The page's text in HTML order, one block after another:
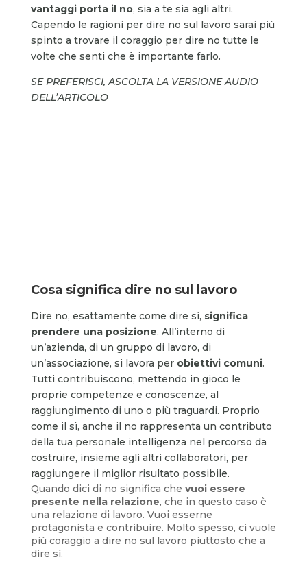
vantaggi porta il no, sia a te sia agli altri.
Capendo le ragioni per dire no sul lavoro sarai più
spinto a trovare il coraggio per dire no tutte le
volte che senti che è importante farlo.
SE PREFERISCI, ASCOLTA LA VERSIONE AUDIO
DELL’ARTICOLO
Cosa significa dire no sul lavoro
Dire no, esattamente come dire sì, significa
prendere una posizione. All’interno di
un’azienda, di un gruppo di lavoro, di
un’associazione, si lavora per obiettivi comuni.
Tutti contribuiscono, mettendo in gioco le
proprie competenze e conoscenze, al
raggiungimento di uno o più traguardi. Proprio
come il sì, anche il no rappresenta un contributo
della tua personale intelligenza nel percorso da
costruire, insieme agli altri collaboratori, per
raggiungere il miglior risultato possibile.
Quando dici di no significa che vuoi essere
presente nella relazione, che in questo caso è
una relazione di lavoro. Vuoi esserne
protagonista e contribuire. Molto spesso, ci vuole
più coraggio a dire no sul lavoro piuttosto che a
dire sì.